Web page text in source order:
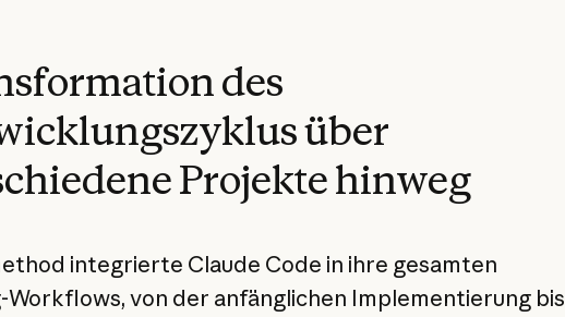
des
über
Projekte hinweg
integrierte Claude Code in ihre gesamten
Workflows, von der anfänglichen Implementierung bis